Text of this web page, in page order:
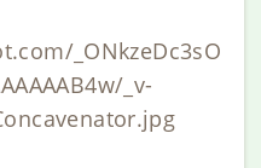
_ONkzeDc3sO
_v-